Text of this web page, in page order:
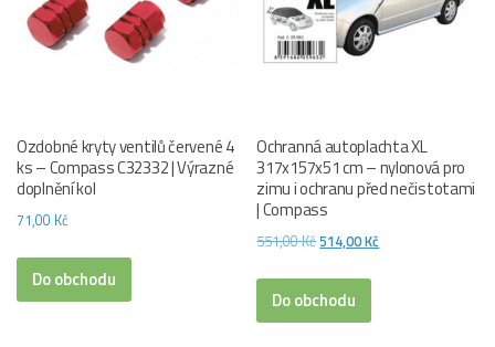
Ozdobné kryty ventilů červené 4
ks – Compass C32332 | Výrazné
doplnění kol
71,00 Kč
Do obchodu
Ochranná autoplachta XL
317x157x51 cm – nylonová pro
zimu i ochranu před nečistotami
| Compass
551,00KčPůvodní
byla:
551,00 Kč.
514,00KčAktuální
Do obchodu